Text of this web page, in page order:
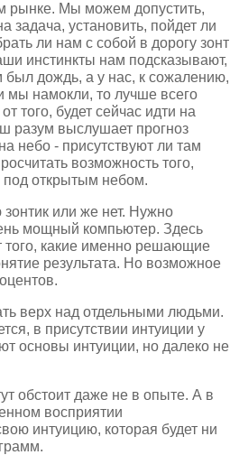
рынке. Мы можем допустить,
задача, установить, пойдет ли
ли нам с собой в дорогу зонт
инстинкты нам подсказывают,
был дождь, а у нас, к сожалению,
мы намокли, то лучше всего
того, будет сейчас идти на
разум выслушает прогноз
небо - присутствуют ли там
возможность того,
под открытым небом.
или же нет. Нужно
мощный компьютер. Здесь
того, какие именно решающие
результата. Но возможное
верх над отдельными людьми.
в присутствии интуиции у
основы интуиции, но далеко не
обстоит даже не в опыте. А в
восприятии
интуицию, которая будет ни